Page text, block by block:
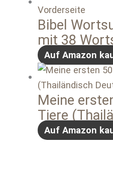
Bibel
mit 38
Auf Amazon
Meine
Tiere
Auf Amazon